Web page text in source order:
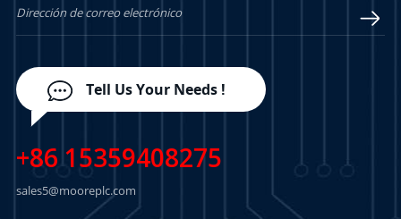
Tell Us Your Needs !
+86 15359408275
sales5@mooreplc.com